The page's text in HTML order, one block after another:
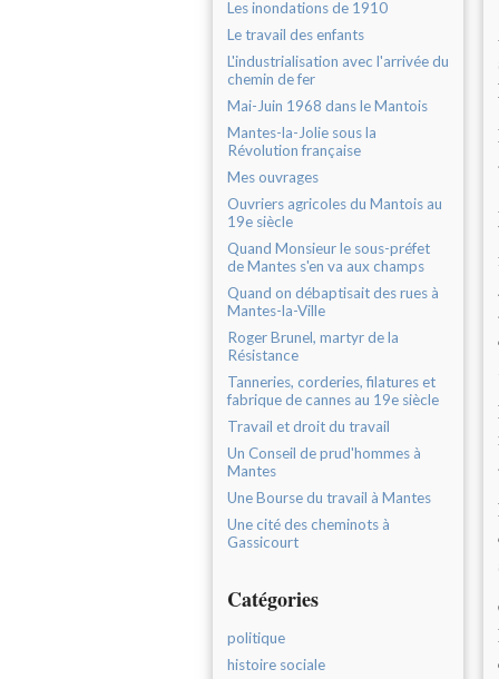
Les inondations de 1910
Le travail des enfants
L'industrialisation avec l'arrivée du
chemin de fer
Mai-Juin 1968 dans le Mantois
Mantes-la-Jolie sous la
Révolution française
Mes ouvrages
Ouvriers agricoles du Mantois au
19e siècle
Quand Monsieur le sous-préfet
de Mantes s'en va aux champs
Quand on débaptisait des rues à
Mantes-la-Ville
Roger Brunel, martyr de la
Résistance
Tanneries, corderies, filatures et
fabrique de cannes au 19e siècle
Travail et droit du travail
Un Conseil de prud'hommes à
Mantes
Une Bourse du travail à Mantes
Une cité des cheminots à
Gassicourt
Catégories
politique
histoire sociale